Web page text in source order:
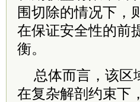
围切除的情况下，
在保证安全性的前
衡。
总体而言，该区
在复杂解剖约束下